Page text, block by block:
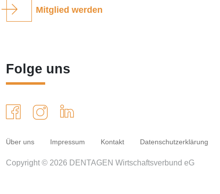
Mitglied werden
Folge uns
Über uns Impressum Kontakt Datenschutzerklärung
Copyright © 2026 DENTAGEN Wirtschaftsverbund eG